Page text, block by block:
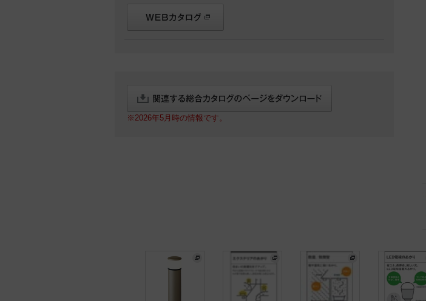
※2026年5月時の情報です。